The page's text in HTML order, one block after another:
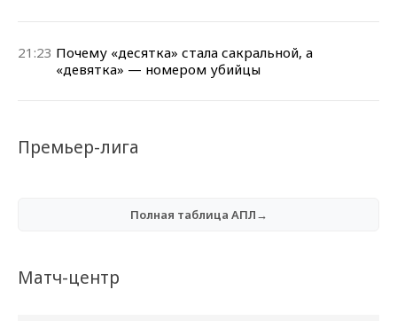
21:23 Почему «десятка» стала сакральной, а
«девятка» — номером убийцы
Премьер-лига
Полная таблица АПЛ→
Матч-центр